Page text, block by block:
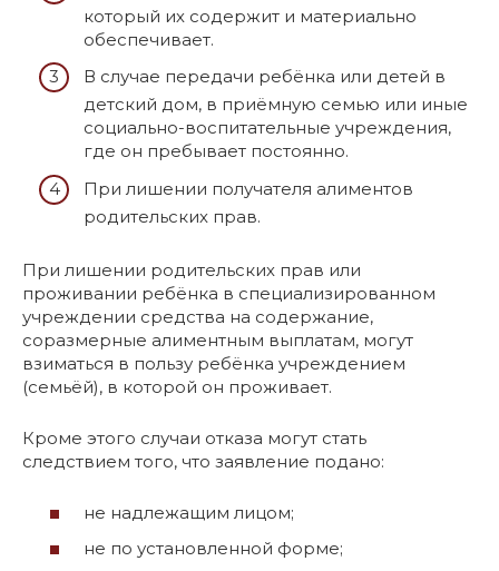
который их содержит и материально
обеспечивает.
В случае передачи ребёнка или детей в
детский дом, в приёмную семью или иные
социально-воспитательные учреждения,
где он пребывает постоянно.
При лишении получателя алиментов
родительских прав.
При лишении родительских прав или
проживании ребёнка в специализированном
учреждении средства на содержание,
соразмерные алиментным выплатам, могут
взиматься в пользу ребёнка учреждением
(семьёй), в которой он проживает.
Кроме этого случаи отказа могут стать
следствием того, что заявление подано:
не надлежащим лицом;
не по установленной форме;